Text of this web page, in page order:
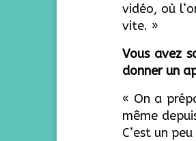
vidéo, où
vite. »
Vous avez
donner un
« On a
même
C’est un